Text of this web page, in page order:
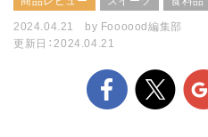
2024.04.21
by Foooood編集部
更新日：2024.04.21